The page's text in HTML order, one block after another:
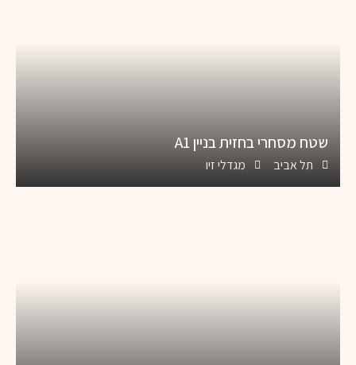
שטח מסחרי בחזית בניין A1
תל אביב מגדלי זיו